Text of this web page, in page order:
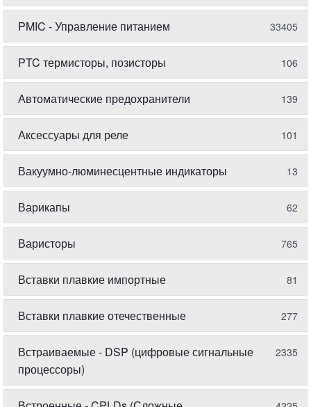
PMIC - Управление питанием 33405
PTC термисторы, позисторы 106
Автоматические предохранители 139
Аксессуары для реле 101
Вакуумно-люминесцентные индикаторы 13
Варикапы 62
Варисторы 765
Вставки плавкие импортные 81
Вставки плавкие отечественные 277
Встраиваемые - DSP (цифровые сигнальные
процессоры)
2335